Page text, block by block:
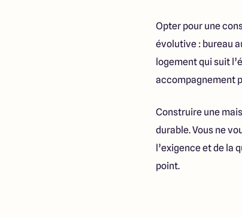
Opter pour une
évolutive : bureau
logement qui suit
accompagnement
Construire une
durable. Vous ne
l’exigence et de la
point.